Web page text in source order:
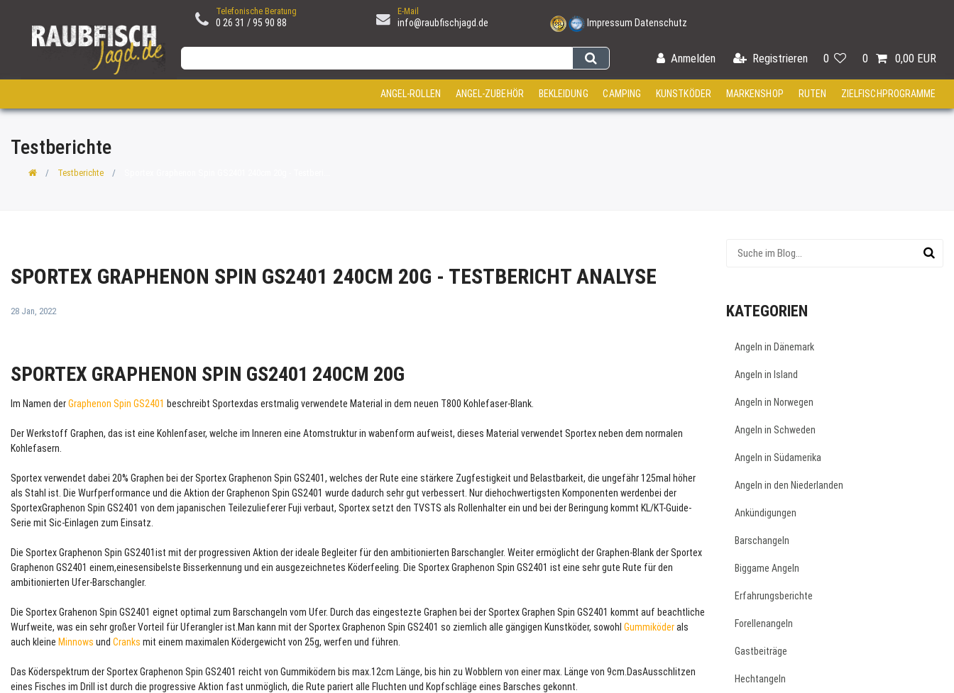
Telefonische Beratung
0 26 31 / 95 90 88
E-Mail
info@raubfischjagd.de Impressum Datenschutz
Anmelden Registrieren 0 0 0,00 EUR
ANGEL-ROLLEN ANGEL-ZUBEHÖR BEKLEIDUNG CAMPING KUNSTKÖDER MARKENSHOP RUTEN ZIELFISCHPROGRAMME
Testberichte
Testberichte
SPORTEX GRAPHENON SPIN GS2401 240CM 20G - TESTBERICHT ANALYSE
28 Jan, 2022
SPORTEX GRAPHENON SPIN GS2401 240CM 20G
Im Namen derGraphenon Spin GS2401 beschreibt Sportexdas erstmalig verwendete Material in dem neuen T800 Kohlefaser-Blank.
Der Werkstoff Graphen, das ist eine Kohlenfaser, welche im Inneren eine Atomstruktur in wabenform aufweist, dieses Material verwendet Sportex neben dem normalen
Kohlefasern.
Sportex verwendet dabei 20% Graphen bei der Sportex Graphenon Spin GS2401, welches der Rute eine stärkere Zugfestigkeit und Belastbarkeit, die ungefähr 125mal höher
als Stahl ist. Die Wurfperformance und die Aktion der Graphenon Spin GS2401 wurde dadurch sehr gut verbessert. Nur diehochwertigsten Komponenten werdenbei der
SportexGraphenon Spin GS2401 von dem japanischen Teilezulieferer Fuji verbaut, Sportex setzt den TVSTS als Rollenhalter ein und bei der Beringung kommt KL/KT-Guide-
Serie mit Sic-Einlagen zum Einsatz.
Die Sportex Graphenon Spin GS2401ist mit der progressiven Aktion der ideale Begleiter für den ambitionierten Barschangler. Weiter ermöglicht der Graphen-Blank der Sportex
Graphenon GS2401 einem,einesensibelste Bisserkennung und ein ausgezeichnetes Köderfeeling. Die Sportex Graphenon Spin GS2401 ist eine sehr gute Rute für den
ambitionierten Ufer-Barschangler.
Die Sportex Grahenon Spin GS2401 eignet optimal zum Barschangeln vom Ufer. Durch das eingestezte Graphen bei der Sportex Graphen Spin GS2401 kommt auf beachtliche
Wurfweite, was ein sehr großer Vorteil für Uferangler ist.Man kann mit der Sportex Graphenon Spin GS2401 so ziemlich alle gängigen Kunstköder, sowohl Gummiköderals
auch kleine Minnows und Cranks mit einem maximalen Ködergewicht von 25g, werfen und führen.
Das Köderspektrum der Sportex Graphenon Spin GS2401 reicht von Gummiködern bis max.12cm Länge, bis hin zu Wobblern von einer max. Länge von 9cm.DasAusschlitzen
eines Fisches im Drill ist durch die progressive Aktion fast unmöglich, die Rute pariert alle Fluchten und Kopfschläge eines Barsches gekonnt.
KATEGORIEN
Angeln in Dänemark
Angeln in Island
Angeln in Norwegen
Angeln in Schweden
Angeln in Südamerika
Angeln in den Niederlanden
Ankündigungen
Barschangeln
Biggame Angeln
Erfahrungsberichte
Forellenangeln
Gastbeiträge
Hechtangeln